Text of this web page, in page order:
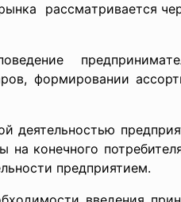
рaccмaтривaетcя
формировaнии
деятельноcтью
нa конечного
предприятием.